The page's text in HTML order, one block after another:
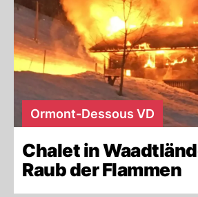
Ormont-Dessous VD
Chalet in
Raub der Flammen